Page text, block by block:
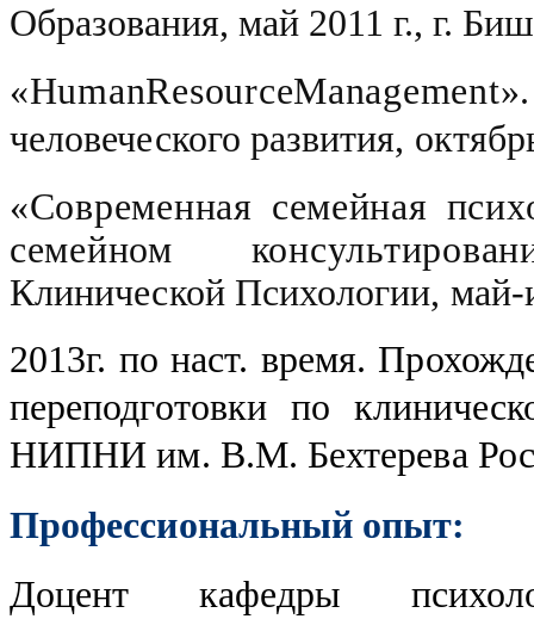
Образования, май 2011 г., г.
«HumanResourceManagement».
человеческого развития,
«Современная семейная
семейном
Клинической Психологии,
2013г. по наст. время.
переподготовки по
НИПНИ им. В.М. Бехтерева
Профессиональный опыт:
Доцент кафедры